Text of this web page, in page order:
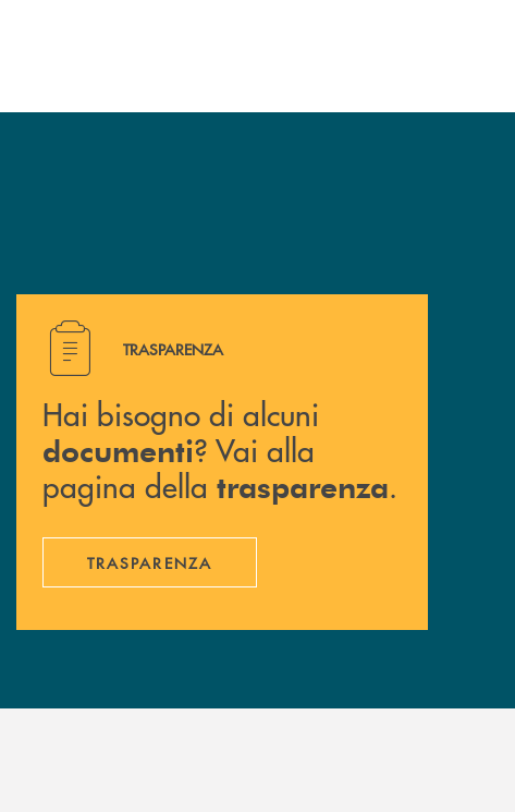
Hai bisogno di alcuni documenti ? Vai alla pagina della
TRASPARENZA
Hai bisogno di alcuni
documenti? Vai alla
pagina della trasparenza.
TRASPARENZA